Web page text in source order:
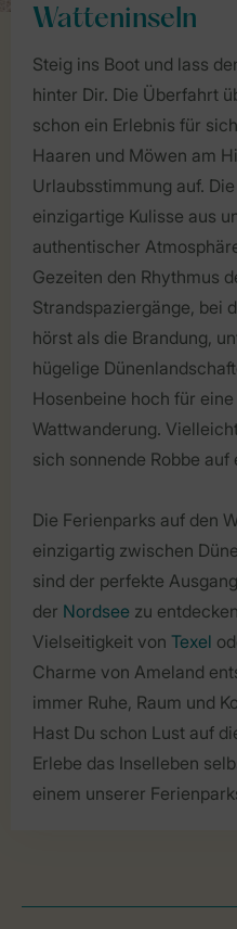
Watteninseln
Steig ins Boot und lass
hinter Dir. Die Überfahrt
schon ein Erlebnis für
Haaren und Möwen am
Urlaubsstimmung auf.
einzigartige Kulisse aus
authentischer
Gezeiten den Rhythmus
Strandspaziergänge, bei
hörst als die Brandung,
hügelige
Hosenbeine hoch für
Wattwanderung.
sich sonnende Robbe auf
Die Ferienparks auf den
einzigartig zwischen
sind der perfekte
der Nordsee zu
Vielseitigkeit von Texel
Charme von Ameland
immer Ruhe, Raum und
Hast Du schon Lust auf
Erlebe das Inselleben
einem unserer